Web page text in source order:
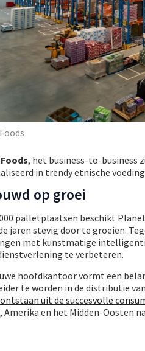
, het business-to-business
in trendy etnische
op groei
palletplaatsen beschikt
jaren stevig door te groeien.
met kunstmatige
te verbeteren.
hoofdkantoor vormt een
te worden in de distributie
ontstaan uit de succesvolle
Amerika en het Midden-Oosten